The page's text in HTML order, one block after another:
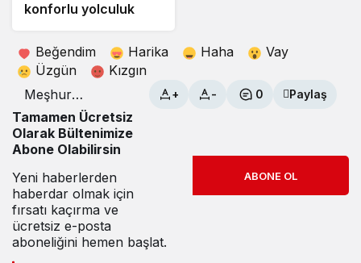
konforlu yolculuk
Beğendim Harika Haha
Vay
Üzgün
Kızgın
Meşhur
Ispanağı hasadı
başladı
+ - 0 Paylaş
Tamamen Ücretsiz
Olarak Bültenimize
Abone Olabilirsin
Yeni haberlerden
haberdar olmak için
fırsatı kaçırma ve
ücretsiz e-posta
aboneliğini hemen başlat.
ABONE OL